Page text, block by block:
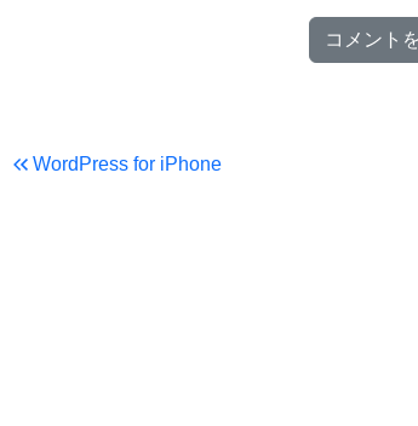
WordPress for iPhone